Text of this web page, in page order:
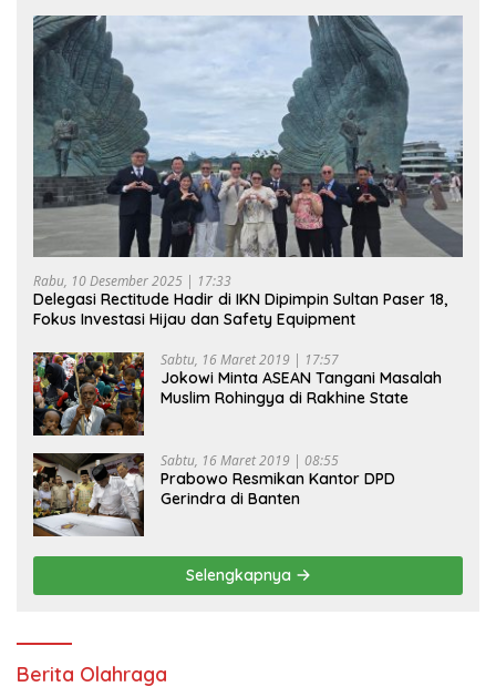
Rabu, 10 Desember 2025 | 17:33
Delegasi Rectitude Hadir di IKN Dipimpin Sultan Paser 18,
Fokus Investasi Hijau dan Safety Equipment
Sabtu, 16 Maret 2019 | 17:57
Jokowi Minta ASEAN Tangani Masalah
Muslim Rohingya di Rakhine State
Sabtu, 16 Maret 2019 | 08:55
Prabowo Resmikan Kantor DPD
Gerindra di Banten
Selengkapnya
Berita Olahraga